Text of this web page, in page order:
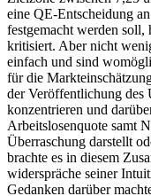
eine QE-Entscheidung
festgemacht werden soll,
kritisiert. Aber nicht
einfach und sind
für die
der Veröffentlichung
konzentrieren und
Arbeitslosenquote samt
Überraschung darstellt
brachte es in diesem
widerspräche seiner
Gedanken darüber